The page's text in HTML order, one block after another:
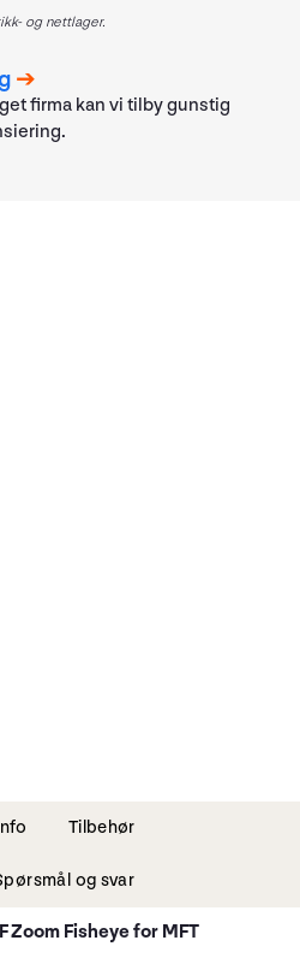
og nettlager.
firma kan vi tilby gunstig
Tilbehør
og svar
Zoom Fisheye for MFT